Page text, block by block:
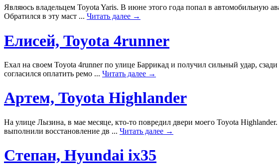
Являюсь владельцем Toyota Yaris. В июне этого года попал в автомобильную
Обратился в эту маст ... Читать далее →
Елисей, Toyota 4runner
Ехал на своем Toyota 4runner по улице Баррикад и получил сильный удар,
согласился оплатить ремо ... Читать далее →
Артем, Toyota Highlander
На улице Лызина, в мае месяце, кто-то повредил двери моего Toyota
выполнили восстановление дв ... Читать далее →
Степан, Hyundai ix35